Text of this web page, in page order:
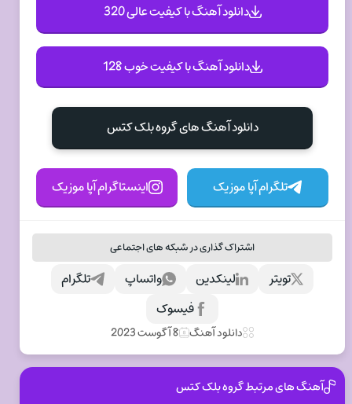
دانلود آهنگ با کیفیت عالی 320
دانلود آهنگ با کیفیت خوب 128
دانلود آهنگ های گروه بلک کتس
تلگرام آپا موزیک اینستاگرام آپا موزیک
اشتراک گذاری در شبکه های اجتماعی
تلگرام واتساپ لینکدین
تویتر
فیسوک
دانلود آهنگ 8 آگوست 2023
آهنگ های مرتبط گروه بلک کتس